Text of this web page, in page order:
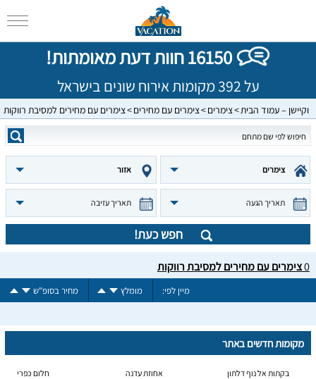
16150 חוות דעת מאומתות!
על 392 מקומות אירוח שונים בישראל
וקיישן – עמוד הבית צימרים צימרים עם מחירים צימרים עם מחירים למסיבת רווקות
צימרים אזור
תאריך הגעה תאריך עזיבה
חפש כעת!
0צימרים עם מחירים למסיבת רווקות
מיין לפי: מומלץ מחיר בסופ"ש
מקומות חדשים באתר
בקתות אל נוף דלתון אחוזת עדנה חלום כפרי